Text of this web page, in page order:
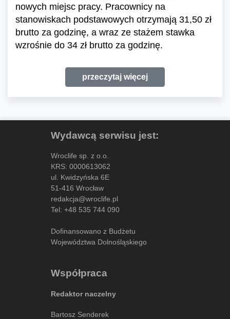
nowych miejsc pracy. Pracownicy na
stanowiskach podstawowych otrzymają 31,50 zł
brutto za godzinę, a wraz ze stażem stawka
wzrośnie do 34 zł brutto za godzinę.
przeczytaj więcej
Wydawcą serwisu jest:
Wroclife sp. z o.o.
KRS: 0000613062
ul. Kwidzyńska 6E
51-416 Wrocław
redakcja@wroclife.pl
Tel: +48 535 744 090
Dofinansowano z Budżetu
Województwa Dolnośląskiego
Współpraca
Redaktor naczelny
Bartosz Senderek